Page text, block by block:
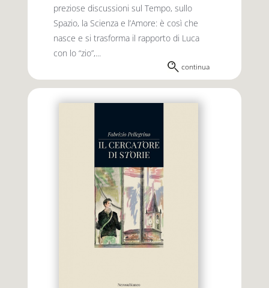
prezio­se discussioni sul Tempo, sullo
Spazio, la Scienza e l’Amore: è così che
nasce e si trasforma il rapporto di Luca
con lo “zio”,...
continua